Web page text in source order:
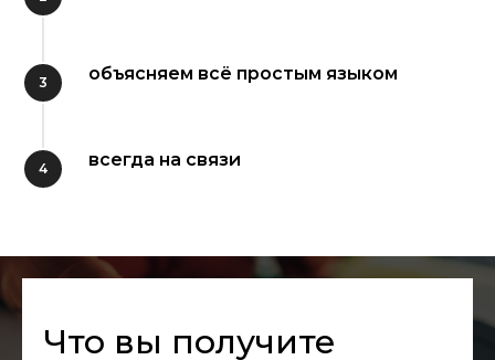
объясняем всё простым языком
всегда на связи
Что вы получите